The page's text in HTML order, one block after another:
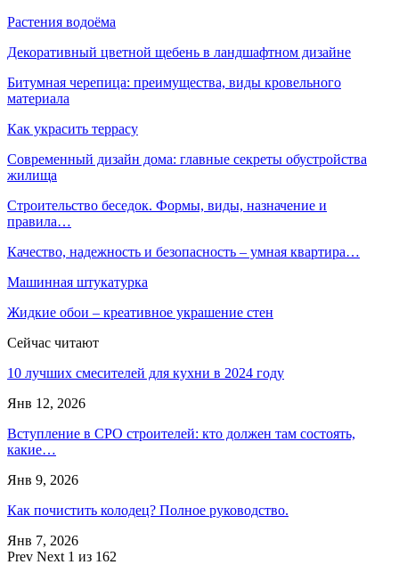
Растения водоёма
Декоративный цветной щебень в ландшафтном дизайне
Битумная черепица: преимущества, виды кровельного
материала
Как украсить террасу
Современный дизайн дома: главные секреты обустройства
жилища
Строительство беседок. Формы, виды, назначение и
правила…
Качество, надежность и безопасность – умная квартира…
Машинная штукатурка
Жидкие обои – креативное украшение стен
Сейчас читают
10 лучших смесителей для кухни в 2024 году
Янв 12, 2026
Вступление в СРО строителей: кто должен там состоять,
какие…
Янв 9, 2026
Как почистить колодец? Полное руководство.
Янв 7, 2026
Prev Next 1 из 162